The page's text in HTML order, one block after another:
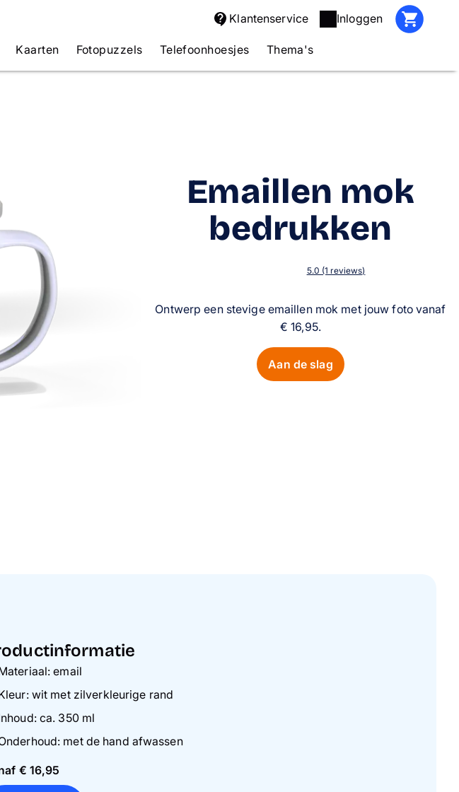
Klantenservice Inloggen
Kaarten Fotopuzzels Telefoonhoesjes Thema's
Emaillen mok
bedrukken
5.0 (1 reviews)
Ontwerp een stevige emaillen mok met jouw foto vanaf
€ 16,95.
Aan de slag
email
wit met zilverkleurige rand
ca. 350 ml
met de hand afwassen
€ 16,95